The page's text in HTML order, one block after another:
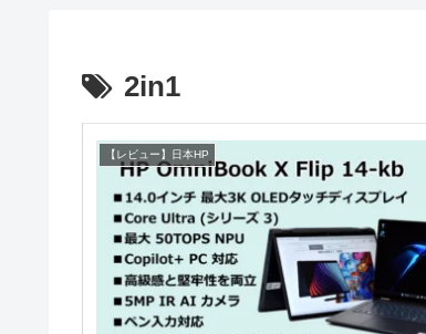
2in1
【レビュー】日本HP